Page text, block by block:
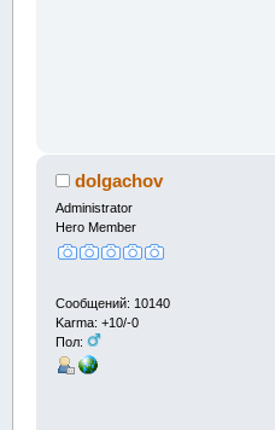
dolgachov
Administrator
Hero Member
Сообщений: 10140
Karma: +10/-0
Пол: